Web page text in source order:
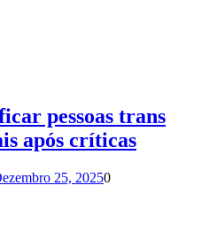
pessoas trans
após críticas
25, 20250